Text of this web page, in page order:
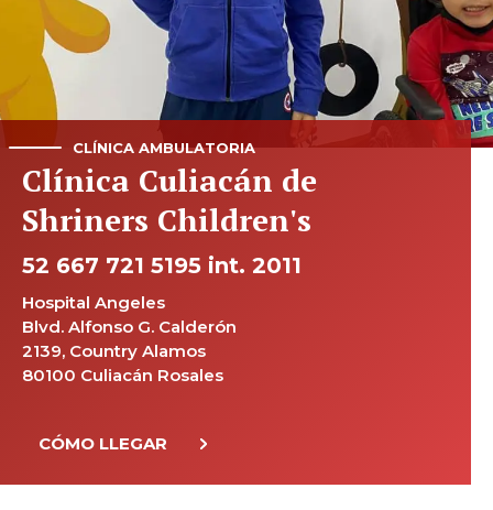
CLÍNICA AMBULATORIA
Clínica Culiacán de
Shriners Children's
52 667 721 5195 int. 2011
Hospital Angeles
Blvd. Alfonso G. Calderón
2139, Country Alamos
80100 Culiacán Rosales
CÓMO LLEGAR